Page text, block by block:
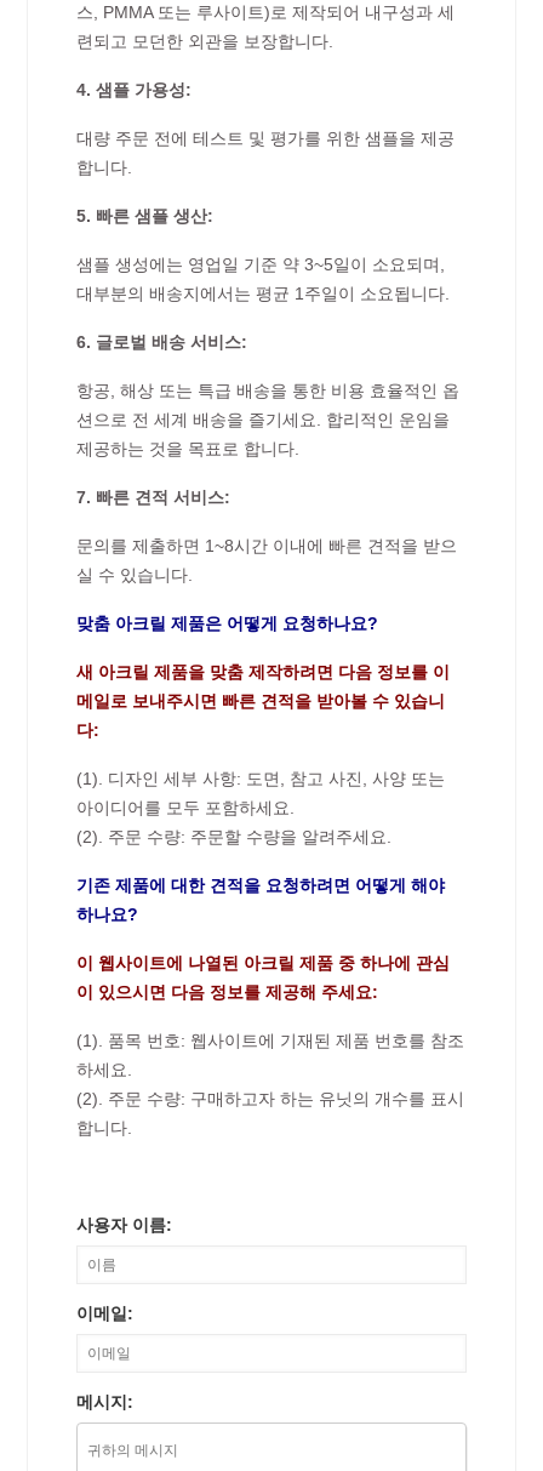
스, PMMA 또는 루사이트)로 제작되어 내구성과 세
련되고 모던한 외관을 보장합니다.
4. 샘플 가용성:
대량 주문 전에 테스트 및 평가를 위한 샘플을 제공
합니다.
5. 빠른 샘플 생산:
샘플 생성에는 영업일 기준 약 3~5일이 소요되며,
대부분의 배송지에서는 평균 1주일이 소요됩니다.
6. 글로벌 배송 서비스:
항공, 해상 또는 특급 배송을 통한 비용 효율적인 옵
션으로 전 세계 배송을 즐기세요. 합리적인 운임을
제공하는 것을 목표로 합니다.
7. 빠른 견적 서비스:
문의를 제출하면 1~8시간 이내에 빠른 견적을 받으
실 수 있습니다.
맞춤 아크릴 제품은 어떻게 요청하나요?
새 아크릴 제품을 맞춤 제작하려면 다음 정보를 이
메일로 보내주시면 빠른 견적을 받아볼 수 있습니
다:
(1). 디자인 세부 사항: 도면, 참고 사진, 사양 또는
아이디어를 모두 포함하세요.
(2). 주문 수량: 주문할 수량을 알려주세요.
기존 제품에 대한 견적을 요청하려면 어떻게 해야
하나요?
이 웹사이트에 나열된 아크릴 제품 중 하나에 관심
이 있으시면 다음 정보를 제공해 주세요:
(1). 품목 번호: 웹사이트에 기재된 제품 번호를 참조
하세요.
(2). 주문 수량: 구매하고자 하는 유닛의 개수를 표시
합니다.
사용자 이름:
이메일:
메시지: